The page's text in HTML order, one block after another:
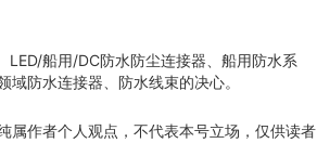
船用/DC防水防尘连接器、船用防水系
防水连接器、防水线束的决心。
属作者个人观点，不代表本号立场，仅供读者